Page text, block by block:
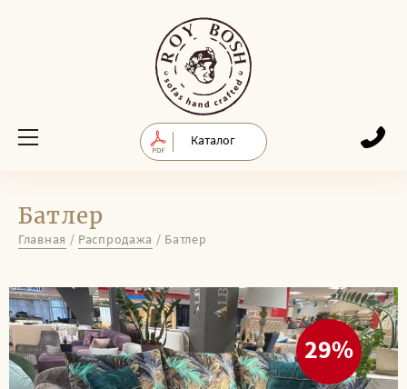
Каталог
Батлер
Главная / Распродажа / Батлер
29%